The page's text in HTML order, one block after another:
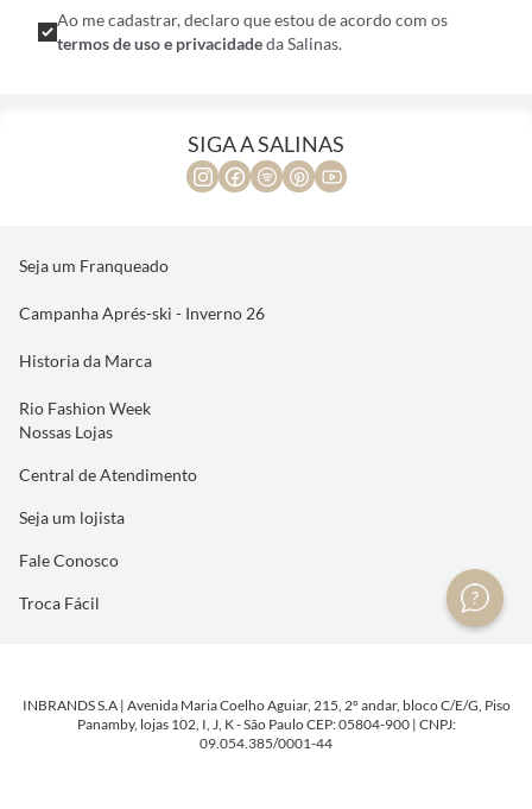
Ao me cadastrar, declaro que estou de acordo com os
termos de uso e privacidadeda Salinas.
SIGA A SALINAS
Seja um Franqueado
Campanha Aprés-ski - Inverno 26
Historia da Marca
Rio Fashion Week
Nossas Lojas
Central de Atendimento
Seja um lojista
Fale Conosco
Troca Fácil
INBRANDS S.A | Avenida Maria Coelho Aguiar, 215, 2º andar, bloco C/E/G, Piso
Panamby, lojas 102, I, J, K - São Paulo CEP: 05804-900 | CNPJ:
09.054.385/0001-44